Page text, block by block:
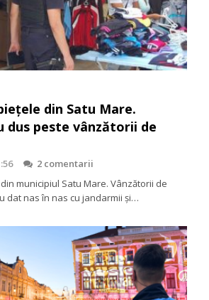
din Satu Mare.
dus peste vânzătorii de
2 comentarii
municipiul Satu Mare. Vânzătorii de
dat nas în nas cu jandarmii și…